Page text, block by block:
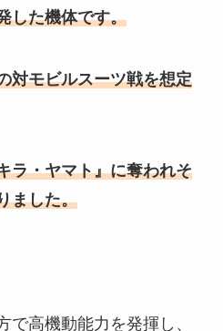
した機体です。
対モビルスーツ戦を想定
ラ・ヤマト』に奪われそ
ました。
で高機動能力を発揮し、